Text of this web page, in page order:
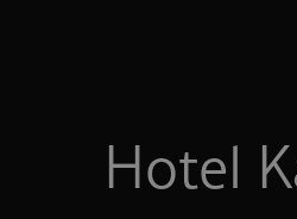
Hotel